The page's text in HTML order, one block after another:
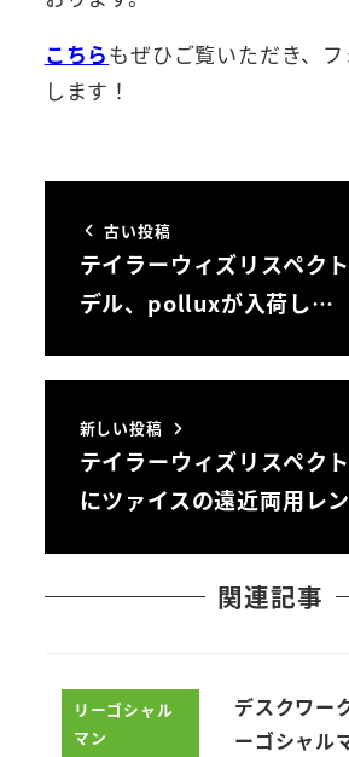
こちらもぜひご覧いただき、
します！
古い投稿
テイラーウィズリスペク
デル、polluxが入荷し…
新しい投稿
テイラーウィズリスペク
にツァイスの遠近両用レ
関連記事
リーゴシャル
マン
デスクワー
ーゴシャル